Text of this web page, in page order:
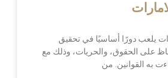
يلعب دورًا أساسيًا في تحقيق
على الحقوق، والحريات، وذلك مع
به القوانين. من